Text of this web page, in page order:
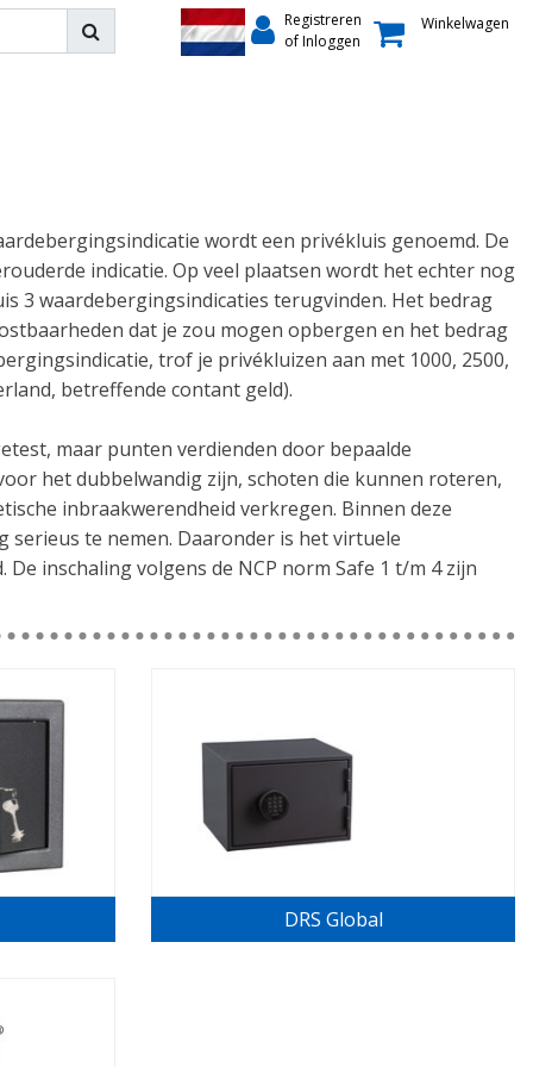
Registreren
of Inloggen
Winkelwagen
wordt een privékluis genoemd. De
indicatie. Op veel plaatsen wordt het echter nog
3 waardebergingsindicaties terugvinden. Het bedrag
dat je zou mogen opbergen en het bedrag
trof je privékluizen aan met 1000, 2500, 
betreffende contant geld).
maar punten verdienden door bepaalde
het dubbelwandig zijn, schoten die kunnen roteren,
inbraakwerendheid verkregen. Binnen deze
serieus te nemen. Daaronder is het virtuele
inschaling volgens de NCP norm Safe 1 t/m 4 zijn
worden en daar 10kg aan oud ijzer en papier in
meeneemt en de rest laat liggen. De actuele
classificaties: Securitylevel 1: (Waardeberging
geld:  5000). Daarboven worden de kluizen getest
0 t/m VII label dat overeenkomt met Grade 0 t/m VII.
2.
DRS Global